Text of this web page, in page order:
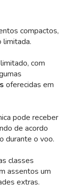
compactos,
limitada.
com
oferecidas em
pode receber
de acordo
durante o voo.
classes
assentos um
extras.